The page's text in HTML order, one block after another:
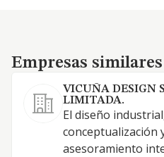
Empresas similares
Empresas similares
VICUÑA DESIGN
LIMITADA.
El diseño
conceptualización
asesoramiento